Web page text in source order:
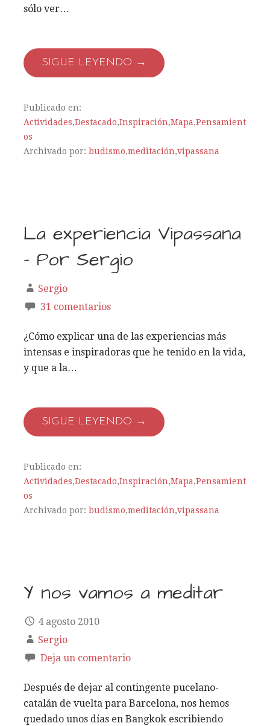
sólo ver…
SIGUE LEYENDO →
Publicado en:
Actividades,Destacado,Inspiración,Mapa,Pensamient
os
Archivado por: budismo,meditación,vipassana
La experiencia Vipassana
– Por Sergio
Sergio
31 comentarios
¿Cómo explicar una de las experiencias más
intensas e inspiradoras que he tenido en la vida,
y que a la…
SIGUE LEYENDO →
Publicado en:
Actividades,Destacado,Inspiración,Mapa,Pensamient
os
Archivado por: budismo,meditación,vipassana
Y nos vamos a meditar
4 agosto 2010
Sergio
Deja un comentario
Después de dejar al contingente pucelano-
catalán de vuelta para Barcelona, nos hemos
quedado unos días en Bangkok escribiendo